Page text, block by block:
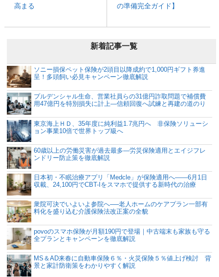
高まる
の準備完全ガイド】
新着記事一覧
ソニー損保ペット保険が2頭目以降成約で1,000円ギフト券進
呈！多頭飼い必見キャンペーン徹底解説
プルデンシャル生命、営業社員らの31億円詐取問題で補償費
用47億円を特別損失に計上―信頼回復へ試練と再建の道のり
東京海上ＨＤ、35年度に純利益1.7兆円へ 非保険ソリューシ
ョン事業10倍で世界トップ級へ
60歳以上の労働災害が過去最多―労災保険適用とエイジフレ
ンドリー防止策を徹底解説
日本初・不眠治療アプリ「Medcle」が保険適用へ――6月1日
収載、24,100円でCBT-Iをスマホで提供する新時代の治療
衆院可決でいよいよ参院へ──老人ホームのケアプラン一部有
料化を盛り込む介護保険法改正案の全貌
povoのスマホ保険が月額190円で登場｜中古端末も家族も守る
全プランとキャンペーンを徹底解説
MS＆AD来春に自動車保険６％・火災保険５％値上げ検討 背
景と家計防衛策をわかりやすく解説